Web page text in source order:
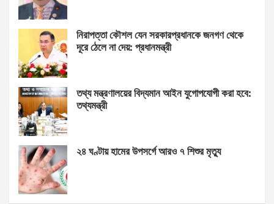
নিরাপত্তা কৌশল যেন সরকারপ্রধানকে জনগণ থেকে
দূরে ঠেলে না দেয়: প্রধানমন্ত্রী
তথ্য মন্ত্রণালয়ের বিদ্যমান আইন যুগোপযোগী করা হবে:
তথ্যমন্ত্রী
২৪ ঘণ্টায় হামের উপসর্গে আরও ৭ শিশুর মৃত্যু